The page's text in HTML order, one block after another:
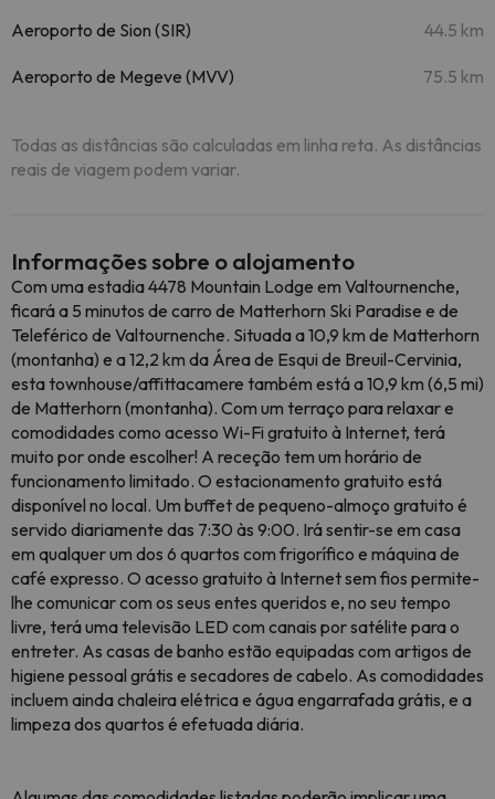
Aeroporto de Sion (SIR) 44.5 km
Aeroporto de Megeve (MVV) 75.5 km
Todas as distâncias são calculadas em linha reta. As distâncias
reais de viagem podem variar.
Informações sobre o alojamento
Com uma estadia 4478 Mountain Lodge em Valtournenche,
ficará a 5 minutos de carro de Matterhorn Ski Paradise e de
Teleférico de Valtournenche. Situada a 10,9 km de Matterhorn
(montanha) e a 12,2 km da Área de Esqui de Breuil-Cervinia,
esta townhouse/affittacamere também está a 10,9 km (6,5 mi)
de Matterhorn (montanha). Com um terraço para relaxar e
comodidades como acesso Wi-Fi gratuito à Internet, terá
muito por onde escolher! A receção tem um horário de
funcionamento limitado. O estacionamento gratuito está
disponível no local. Um buffet de pequeno-almoço gratuito é
servido diariamente das 7:30 às 9:00. Irá sentir-se em casa
em qualquer um dos 6 quartos com frigorífico e máquina de
café expresso. O acesso gratuito à Internet sem fios permite-
lhe comunicar com os seus entes queridos e, no seu tempo
livre, terá uma televisão LED com canais por satélite para o
entreter. As casas de banho estão equipadas com artigos de
higiene pessoal grátis e secadores de cabelo. As comodidades
incluem ainda chaleira elétrica e água engarrafada grátis, e a
limpeza dos quartos é efetuada diária.